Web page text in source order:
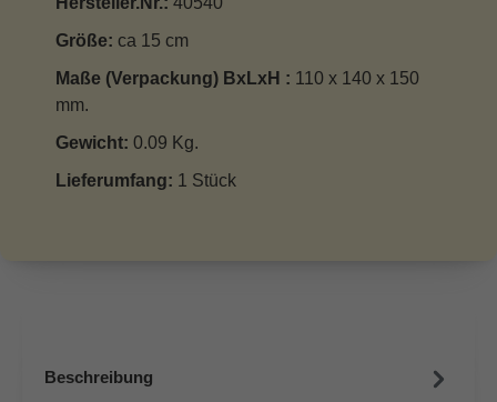
Größe: ca 15 cm
Maße (Verpackung) BxLxH : 110 x 140 x 150
mm.
Gewicht: 0.09 Kg.
Lieferumfang: 1 Stück
Beschreibung